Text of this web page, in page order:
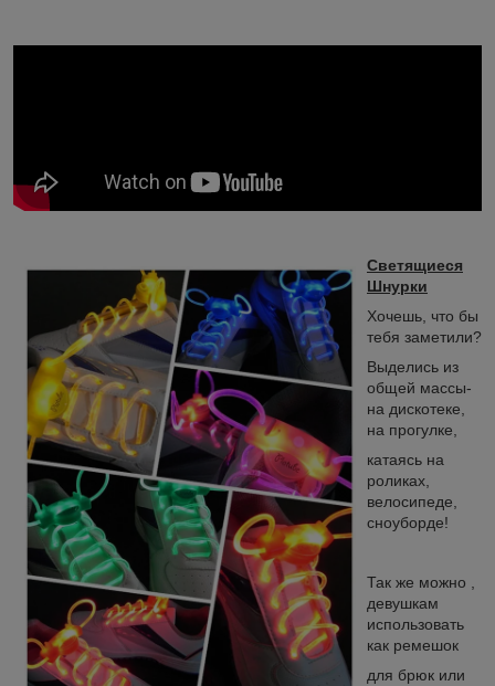
Светящиеся
Шнурки
Хочешь, что бы
тебя заметили?
Выделись из
общей массы-
на дискотеке,
на прогулке,
катаясь на
роликах,
велосипеде,
сноуборде!
Так же можно ,
девушкам
использовать
как ремешок
для брюк или